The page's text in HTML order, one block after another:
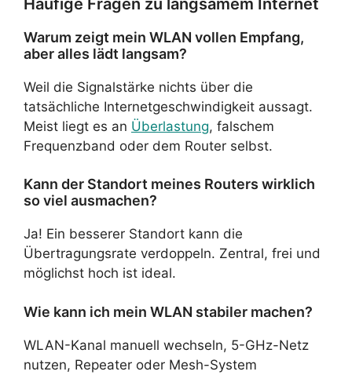
Warum zeigt mein WLAN vollen Empfang,
aber alles lädt langsam?
Weil die Signalstärke nichts über die
tatsächliche Internetgeschwindigkeit aussagt.
Meist liegt es an Überlastung, falschem
Frequenzband oder dem Router selbst.
Kann der Standort meines Routers wirklich
so viel ausmachen?
Ja! Ein besserer Standort kann die
Übertragungsrate verdoppeln. Zentral, frei und
möglichst hoch ist ideal.
Wie kann ich mein WLAN stabiler machen?
WLAN-Kanal manuell wechseln, 5-GHz-Netz
nutzen, Repeater oder Mesh-System